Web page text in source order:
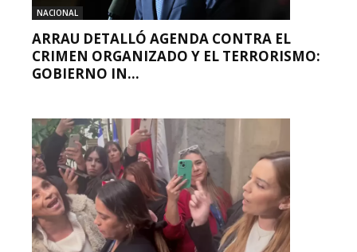
NACIONAL
ARRAU DETALLÓ AGENDA CONTRA EL
CRIMEN ORGANIZADO Y EL TERRORISMO:
GOBIERNO IN...